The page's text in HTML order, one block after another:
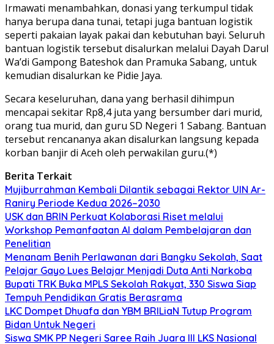
Irmawati menambahkan, donasi yang terkumpul tidak
hanya berupa dana tunai, tetapi juga bantuan logistik
seperti pakaian layak pakai dan kebutuhan bayi. Seluruh
bantuan logistik tersebut disalurkan melalui Dayah Darul
Wa’di Gampong Bateshok dan Pramuka Sabang, untuk
kemudian disalurkan ke Pidie Jaya.
Secara keseluruhan, dana yang berhasil dihimpun
mencapai sekitar Rp8,4 juta yang bersumber dari murid,
orang tua murid, dan guru SD Negeri 1 Sabang. Bantuan
tersebut rencananya akan disalurkan langsung kepada
korban banjir di Aceh oleh perwakilan guru.(*)
Berita Terkait
Mujiburrahman Kembali Dilantik sebagai Rektor UIN Ar-
Raniry Periode Kedua 2026–2030
USK dan BRIN Perkuat Kolaborasi Riset melalui
Workshop Pemanfaatan AI dalam Pembelajaran dan
Penelitian
Menanam Benih Perlawanan dari Bangku Sekolah, Saat
Pelajar Gayo Lues Belajar Menjadi Duta Anti Narkoba
Bupati TRK Buka MPLS Sekolah Rakyat, 330 Siswa Siap
Tempuh Pendidikan Gratis Berasrama
LKC Dompet Dhuafa dan YBM BRILiaN Tutup Program
Bidan Untuk Negeri
Siswa SMK PP Negeri Saree Raih Juara III LKS Nasional